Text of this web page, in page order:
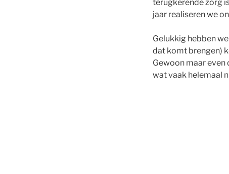
terugkerende zorg
jaar realiseren we
Gelukkig hebben
dat komt brengen)
Gewoon maar even
wat vaak helemaal